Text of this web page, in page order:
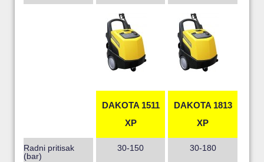
DAKOTA 1511
XP
DAKOTA 1813
XP
Radni pritisak
(bar)
30-150 30-180